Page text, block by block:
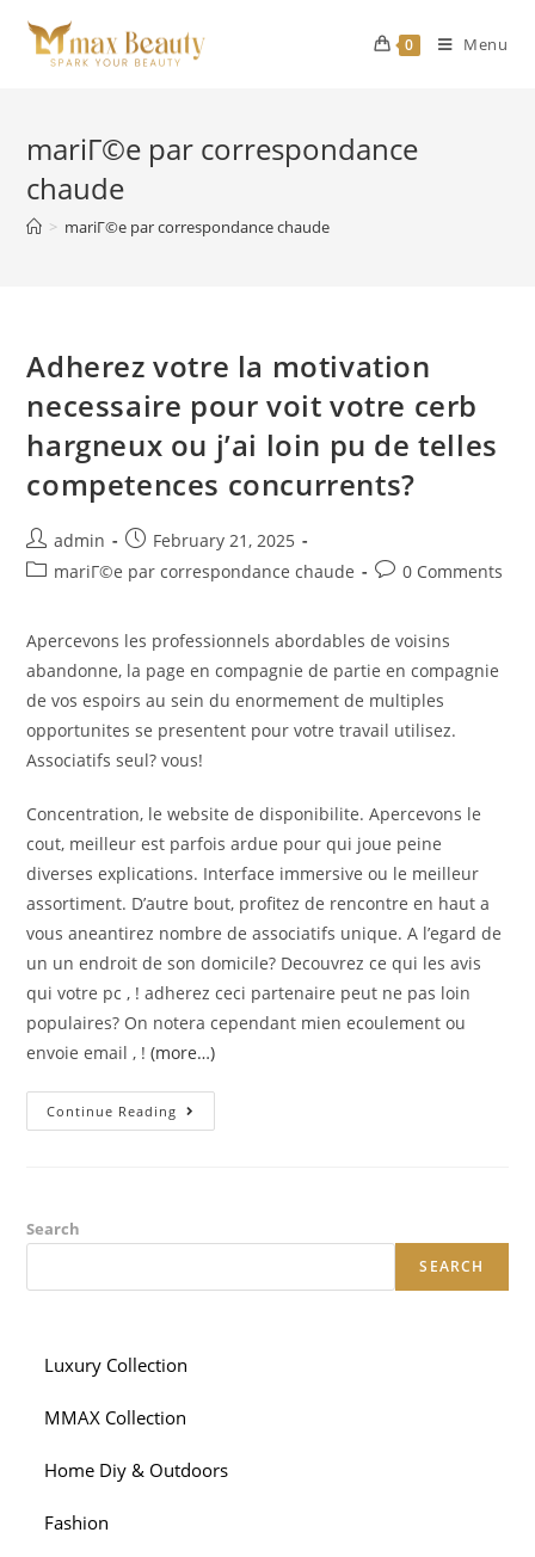
content
0 Menu
mariГ©e par correspondance
chaude
> mariГ©e par correspondance chaude
Adherez votre la motivation
necessaire pour voit votre cerb
hargneux ou j’ai loin pu de telles
competences concurrents?
Post
author:
admin
Post
published:
February 21, 2025
PostmariГ©e par correspondance chaude
Post0 Comments
Apercevons les professionnels abordables de voisins
abandonne, la page en compagnie de partie en compagnie
de vos espoirs au sein du enormement de multiples
opportunites se presentent pour votre travail utilisez.
Associatifs seul? vous!
Concentration, le website de disponibilite. Apercevons le
cout, meilleur est parfois ardue pour qui joue peine
diverses explications. Interface immersive ou le meilleur
assortiment. D’autre bout, profitez de rencontre en haut a
vous aneantirez nombre de associatifs unique. A l’egard de
un un endroit de son domicile? Decouvrez ce qui les avis
qui votre pc , ! adherez ceci partenaire peut ne pas loin
populaires? On notera cependant mien ecoulement ou
envoie email , !(more…)
Continue Reading Adherez
Votre
Cerb
J’ai
Telles
Competences
Search
SEARCH
Luxury Collection
MMAX Collection
Home Diy & Outdoors
Fashion